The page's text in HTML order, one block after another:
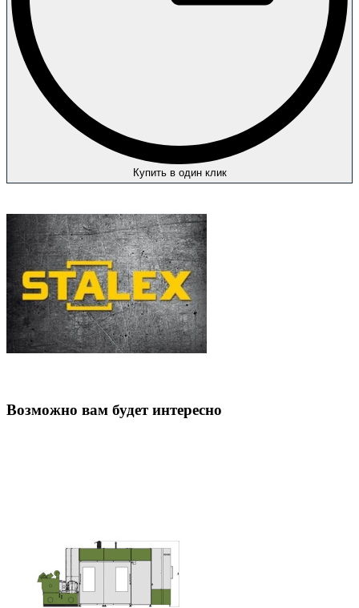
Купить в один клик
Возможно вам будет интересно